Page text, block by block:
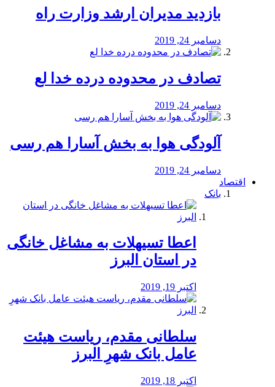
بازدید مدیران ارشد وزارت راه
دسامبر 24, 2019
تصادف در محدوده درده خدا لع
دسامبر 24, 2019
آلودگی هوا به بخش آسارا هم رسی
دسامبر 24, 2019
اقتصاد
بانک
️اعطا تسیهلات به مشاغل خانگی
در استان البرز
اکتبر 19, 2019
سلطانی مقدم، ریاست هیئت
عامل بانک شهرِ البرز
اکتبر 18, 2019